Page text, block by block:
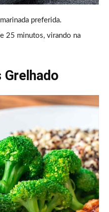
preferida.
25 minutos, virando na